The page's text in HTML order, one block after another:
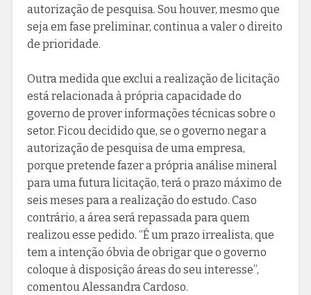
autorização de pesquisa. Sou houver, mesmo que
seja em fase preliminar, continua a valer o direito
de prioridade.
Outra medida que exclui a realização de licitação
está relacionada à própria capacidade do
governo de prover informações técnicas sobre o
setor. Ficou decidido que, se o governo negar a
autorização de pesquisa de uma empresa,
porque pretende fazer a própria análise mineral
para uma futura licitação, terá o prazo máximo de
seis meses para a realização do estudo. Caso
contrário, a área será repassada para quem
realizou esse pedido. “É um prazo irrealista, que
tem a intenção óbvia de obrigar que o governo
coloque à disposição áreas do seu interesse”,
comentou Alessandra Cardoso.